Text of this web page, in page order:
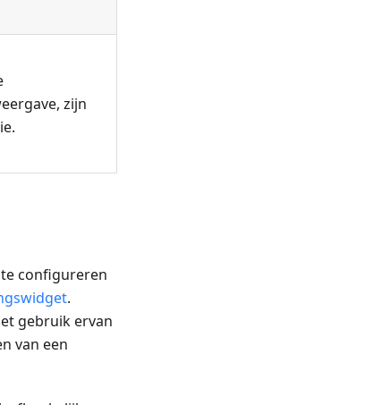
zijn
configureren
.
gebruik ervan
van een